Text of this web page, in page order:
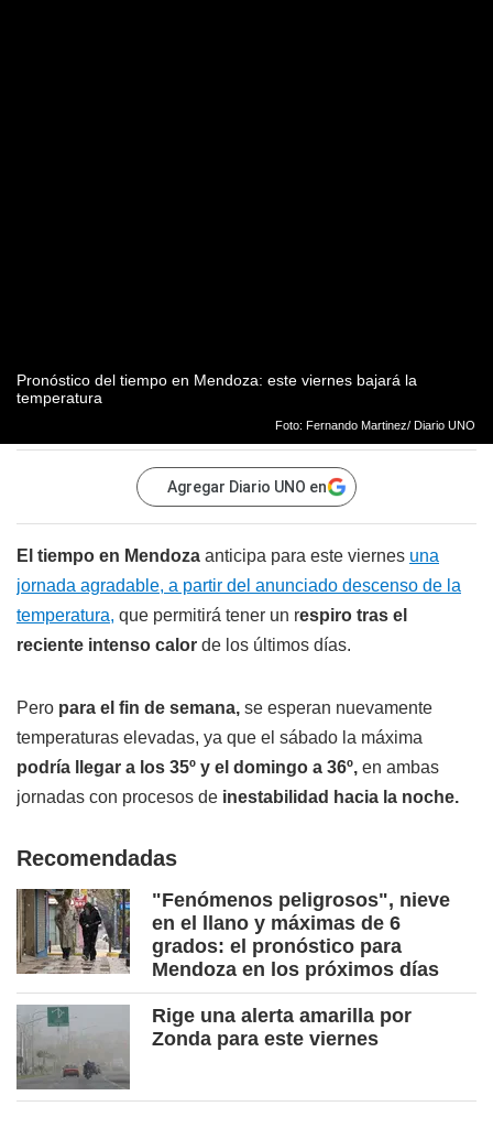
Pronóstico del tiempo en Mendoza: este viernes bajará la
temperatura
Foto: Fernando Martinez/ Diario UNO
Agregar Diario UNO en
El tiempo en Mendoza anticipa para este viernes una
jornada agradable, a partir del anunciado descenso de la
temperatura, que permitirá tener un respiro tras el
reciente intenso calor de los últimos días.
Pero para el fin de semana, se esperan nuevamente
temperaturas elevadas, ya que el sábado la máxima
podría llegar a los 35º y el domingo a 36º, en ambas
jornadas con procesos de inestabilidad hacia la noche.
Recomendadas
"Fenómenos peligrosos", nieve
en el llano y máximas de 6
grados: el pronóstico para
Mendoza en los próximos días
Rige una alerta amarilla por
Zonda para este viernes